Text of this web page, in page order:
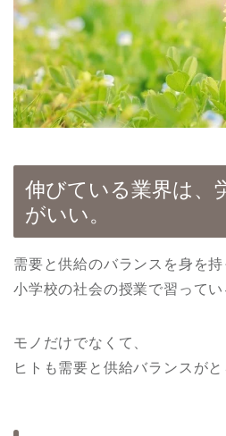
伸びている業界は、
がいい。
需要と供給のバランスを身を持
小学校の社会の授業で習ってい
モノだけでなくて、
ヒトも需要と供給バランスがと